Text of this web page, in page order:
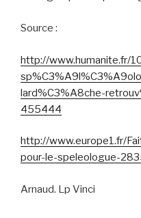
Source :
http://www.humanite.fr/
lard%C3%A8che-
455444
http://www.europe1.fr/
pour-le-speleologue-
Arnaud. Lp Vinci